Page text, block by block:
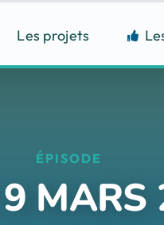
Les projets
ÉPISODE